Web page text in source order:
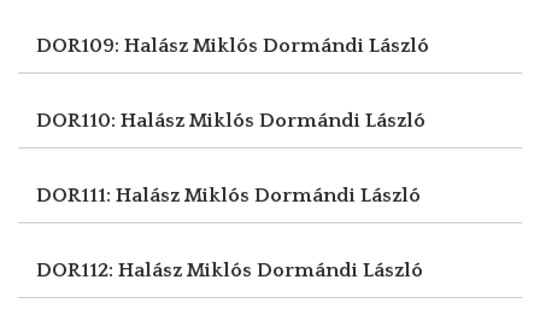
DOR109: Halász Miklós Dormándi László
DOR110: Halász Miklós Dormándi László
DOR111: Halász Miklós Dormándi László
DOR112: Halász Miklós Dormándi László